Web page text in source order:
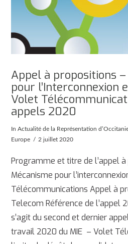
Appel à propositions
pour l’Interconnexion
Volet
appels 2020
InActualité de la Représentation
Europe
2 juillet 2020
Programme et titre de l’appel
Mécanisme pour
Télécommunications Appel à
Telecom Référence de l’appel
s’agit du second et dernier
travail 2020 du MIE – Volet